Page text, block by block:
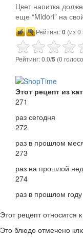
Цвет напитка
еще “Midori” на
Рейтинг:0 (из 0
Рейтинг: 0.0/5 (0
Этот рецепт из
271
раз сегодня
272
раз в прошлом
273
раз на прошлой
274
раз в прошлом году
Этот рецепт относится
Это блюдо отмечено